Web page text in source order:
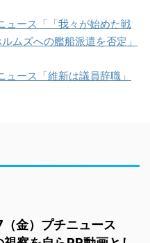
ース「「我々が始めた戦
ムズへの艦船派遣を否定」
ース「維新は議員辞職」
金）プチニュース